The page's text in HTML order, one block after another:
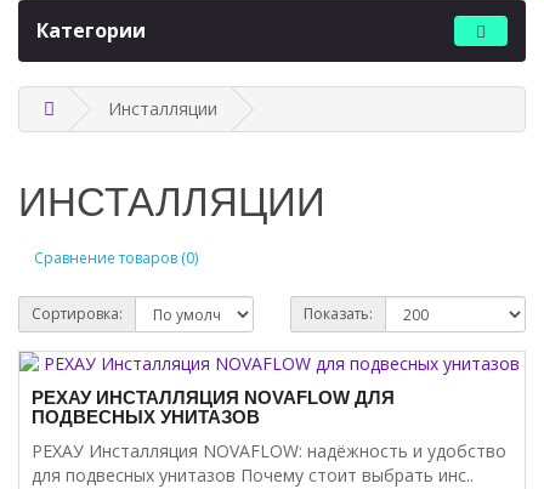
Категории
Инсталляции
ИНСТАЛЛЯЦИИ
Сравнение товаров (0)
Сортировка: Показать:
РЕХАУ ИНСТАЛЛЯЦИЯ NOVAFLOW ДЛЯ
ПОДВЕСНЫХ УНИТАЗОВ
РЕХАУ Инсталляция NOVAFLOW: надёжность и удобство
для подвесных унитазов Почему стоит выбрать инс..